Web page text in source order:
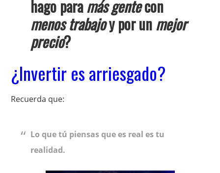
hago paramás gentecon
menos trabajoy por unmejor
precio?
¿Invertir es arriesgado?
Recuerda que:
Lo que tú piensas que es real es tu
realidad.